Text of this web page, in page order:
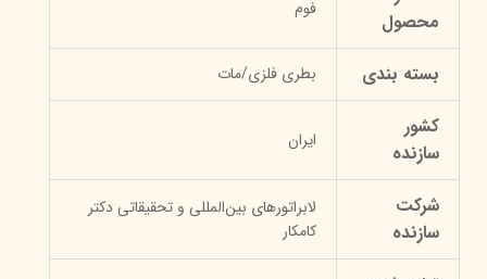
محصول
فوم
بسته بندی بطری فلزی/مات
کشور
سازنده
ایران
شرکت
سازنده
لابراتورهای بین‌المللی و تحقیقاتی دکتر
کامکار